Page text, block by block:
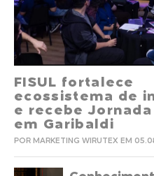
FISUL fortalece
ecossistema de
e recebe Jornada
em Garibaldi
POR MARKETING WIRUTEX EM